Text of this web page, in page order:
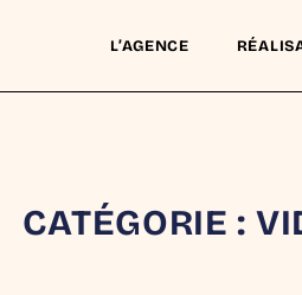
L’AGENCE
CATÉGORIE :